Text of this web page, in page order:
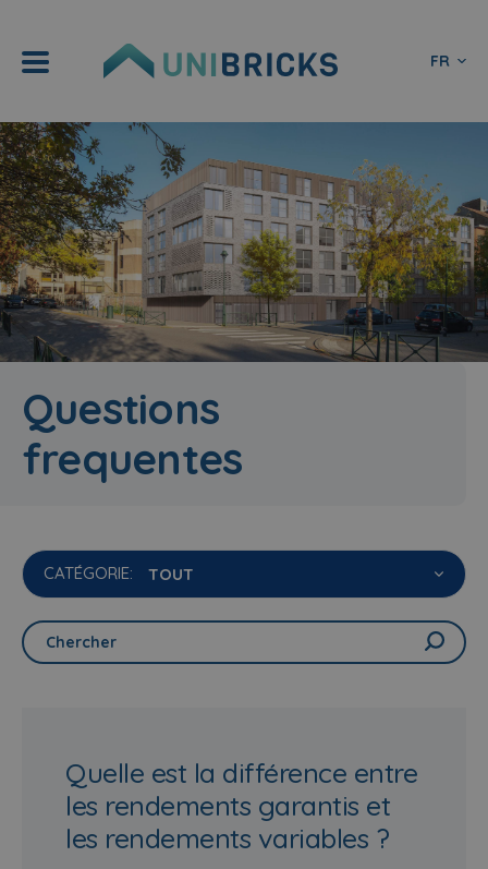
FR
Questions
frequentes
CATÉGORIE:
Quelle est la différence entre
les rendements garantis et
les rendements variables ?